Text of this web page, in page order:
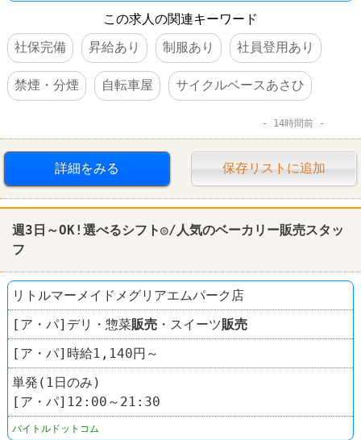
この求人の関連キーワード
社保完備
昇給あり 制服あり 社員登用あり
禁煙・分煙 自転車屋 サイクルベースあさひ
14時間前
詳細をみる 保存リストに追加
週3日～OK!選べるシフト◎/人気のベーカリー販売スタッ
フ
リトルマーメイドメグリアエムパーク店
[ア・パ]デリ・惣菜販売 ・スイーツ販売
[ア・パ]時給1,140円～
単発(1日のみ)
[ア・パ]12:00～21:30
バイトルドットコム